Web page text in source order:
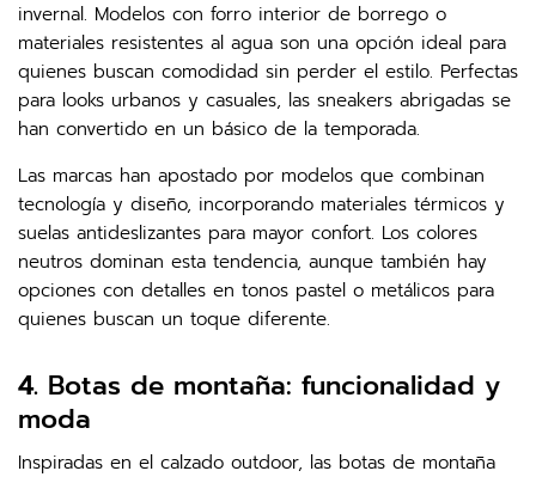
invernal. Modelos con forro interior de borrego o
materiales resistentes al agua son una opción ideal para
quienes buscan comodidad sin perder el estilo. Perfectas
para looks urbanos y casuales, las sneakers abrigadas se
han convertido en un básico de la temporada.
Las marcas han apostado por modelos que combinan
tecnología y diseño, incorporando materiales térmicos y
suelas antideslizantes para mayor confort. Los colores
neutros dominan esta tendencia, aunque también hay
opciones con detalles en tonos pastel o metálicos para
quienes buscan un toque diferente.
4. Botas de montaña: funcionalidad y
moda
Inspiradas en el calzado outdoor, las botas de montaña